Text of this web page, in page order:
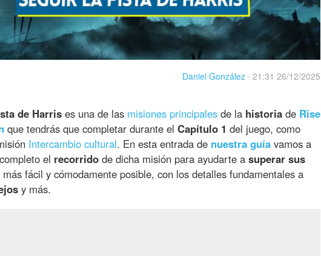
Daniel González · 21:31 26/12/2025
de Harris es una de las misiones principales de la historia de Rise
que tendrás que completar durante el Capítulo 1 del juego, como
Intercambio cultural. En esta entrada de nuestra guía vamos a
el recorrido de dicha misión para ayudarte a superar sus
más fácil y cómodamente posible, con los detalles fundamentales a
y más.